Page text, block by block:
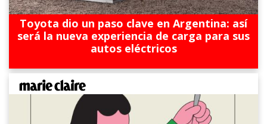
Toyota dio un paso clave en Argentina: así
será la nueva experiencia de carga para sus
autos eléctricos